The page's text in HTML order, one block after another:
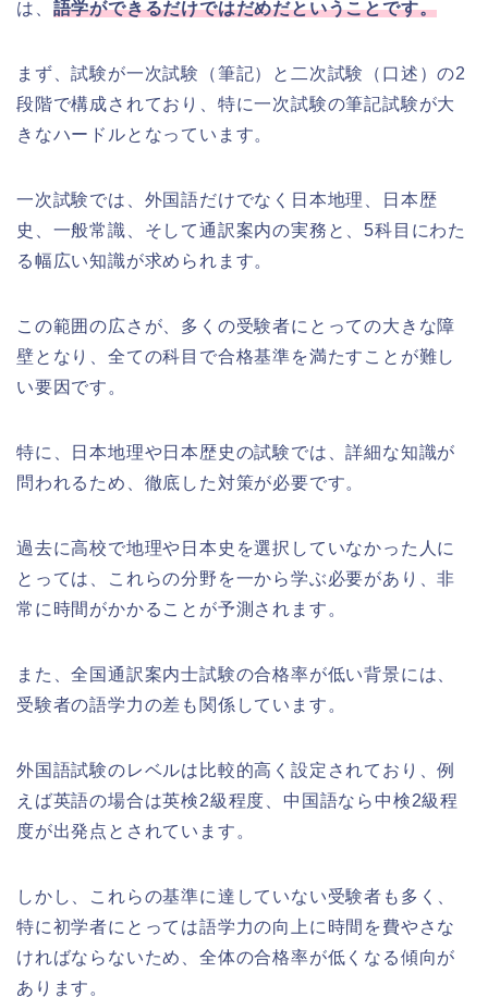
は、 語学ができるだけではだめだということです。
まず、試験が一次試験（筆記）と二次試験（口述）の2
段階で構成されており、特に一次試験の筆記試験が大
きなハードルとなっています。
一次試験では、外国語だけでなく日本地理、日本歴
史、一般常識、そして通訳案内の実務と、5科目にわた
る幅広い知識が求められます。
この範囲の広さが、多くの受験者にとっての大きな障
壁となり、全ての科目で合格基準を満たすことが難し
い要因です。
特に、日本地理や日本歴史の試験では、詳細な知識が
問われるため、徹底した対策が必要です。
過去に高校で地理や日本史を選択していなかった人に
とっては、これらの分野を一から学ぶ必要があり、非
常に時間がかかることが予測されます。
また、全国通訳案内士試験の合格率が低い背景には、
受験者の語学力の差も関係しています。
外国語試験のレベルは比較的高く設定されており、例
えば英語の場合は英検2級程度、中国語なら中検2級程
度が出発点とされています。
しかし、これらの基準に達していない受験者も多く、
特に初学者にとっては語学力の向上に時間を費やさな
ければならないため、全体の合格率が低くなる傾向が
あります。